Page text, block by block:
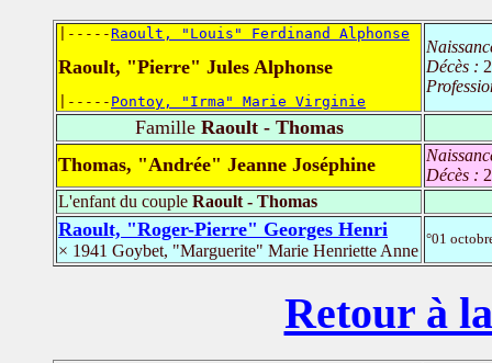
|-----Raoult, "Louis" Ferdinand Alphonse
Raoult, "Pierre" Jules Alphonse
|----- Pontoy, "Irma" Marie Virginie
Décès :
FamilleRaoult - Thomas
Thomas, "Andrée" Jeanne Joséphine
Décès :
L'enfant du couple Raoult - Thomas
Raoult, "Roger-Pierre" Georges Henri
× 1941 Goybet, "Marguerite" Marie Henriette Anne
°01
Retour à